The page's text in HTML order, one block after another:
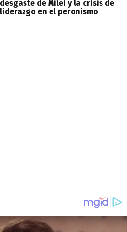
desgaste de Milei y la crisis de
liderazgo en el peronismo